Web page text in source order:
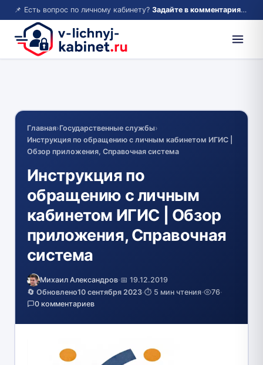
📌 Есть вопрос по личному кабинету? Задайте в комментариях — ответим!
Главная›Государственные службы›
Инструкция по обращению с личным кабинетом ИГИС |
Обзор приложения, Справочная система
Инструкция по
обращению с личным
кабинетом ИГИС | Обзор
приложения, Справочная
система
Михаил Александров·📅 19.12.2019
🔄 Обновлено10 сентября 2023·⏱️ 5 мин чтения· 76·
0 комментариев